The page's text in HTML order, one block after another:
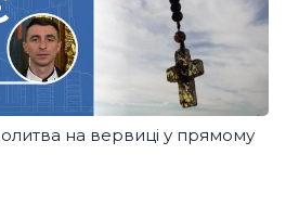
на вервиці у прямому